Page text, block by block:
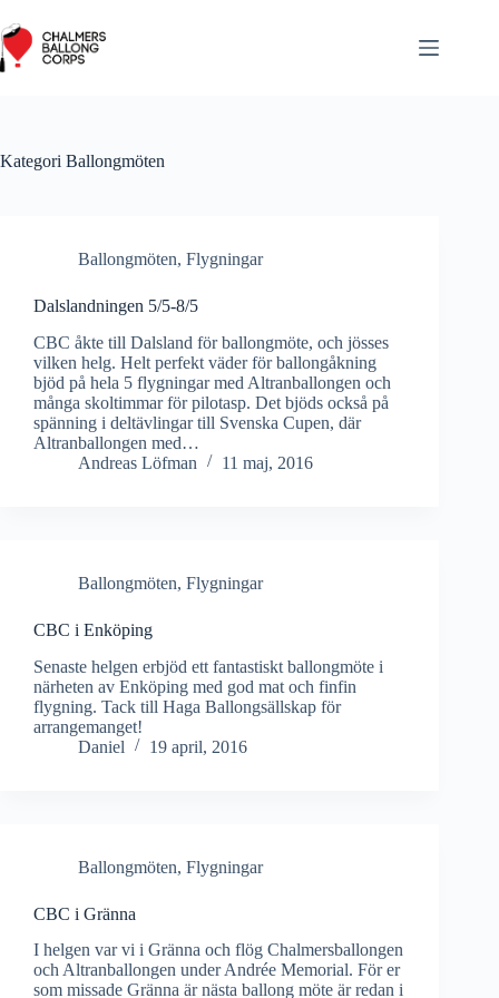
till
innehåll
Kategori Ballongmöten
Ballongmöten, Flygningar
Dalslandningen 5/5-8/5
CBC åkte till Dalsland för ballongmöte, och jösses
vilken helg. Helt perfekt väder för ballongåkning
bjöd på hela 5 flygningar med Altranballongen och
många skoltimmar för pilotasp. Det bjöds också på
spänning i deltävlingar till Svenska Cupen, där
Altranballongen med…
Andreas Löfman
11 maj, 2016
Ballongmöten, Flygningar
CBC i Enköping
Senaste helgen erbjöd ett fantastiskt ballongmöte i
närheten av Enköping med god mat och finfin
flygning. Tack till Haga Ballongsällskap för
arrangemanget!
Daniel
19 april, 2016
Ballongmöten, Flygningar
CBC i Gränna
I helgen var vi i Gränna och flög Chalmersballongen
och Altranballongen under Andrée Memorial. För er
som missade Gränna är nästa ballong möte är redan i